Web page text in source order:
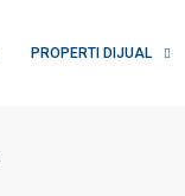
PROPERTI DIJUAL